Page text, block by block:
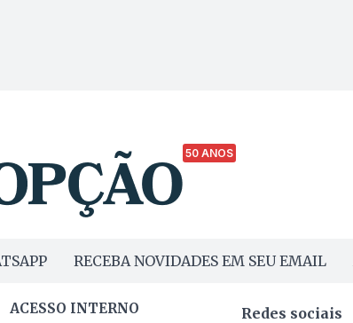
50 ANOS
RECEBA NOVIDADES EM SEU EMAIL
ACESSO INTERNO Redes sociais